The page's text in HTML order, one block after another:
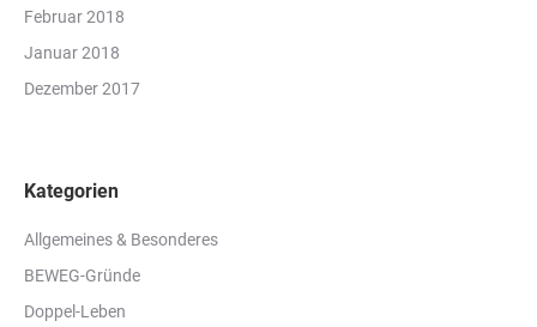
Februar 2018
Januar 2018
Dezember 2017
Kategorien
Allgemeines & Besonderes
BEWEG-Gründe
Doppel-Leben